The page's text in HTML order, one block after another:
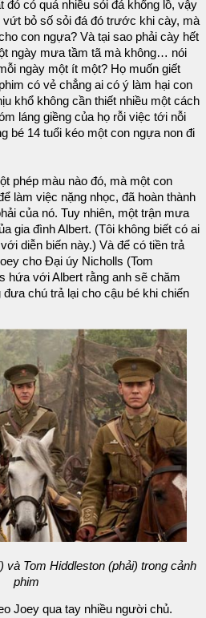
đó có quá nhiều sỏi đá khổng lồ, vậy
vứt bỏ số sỏi đá đó trước khi cày, mà
con ngựa? Và tại sao phải cày hết
ngày mưa tầm tã mà không… nói
ngày một ít một? Họ muốn giết
có vẻ chẳng ai có ý làm hại con
khổ không cần thiết nhiều một cách
láng giềng của họ rỗi việc tới nỗi
bé 14 tuổi kéo một con ngựa non đi
phép màu nào đó, mà một con
làm việc nặng nhọc, đã hoàn thành
của nó. Tuy nhiên, một trận mưa
gia đình Albert. (Tôi không biết có ai
diễn biến này.) Và để có tiền trả
cho Đại úy Nicholls (Tom
hứa với Albert rằng anh sẽ chăm
chú trả lại cho cậu bé khi chiến
và Tom Hiddleston (phải) trong cảnh
phim
Joey qua tay nhiều người chủ.